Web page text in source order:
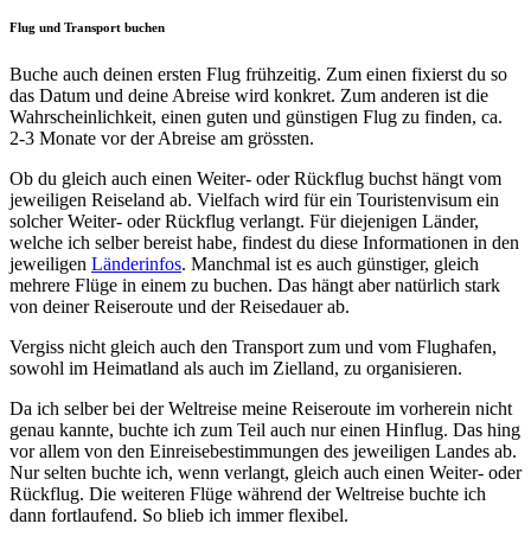
Flug und Transport buchen
Buche auch deinen ersten Flug frühzeitig. Zum einen fixierst du so
das Datum und deine Abreise wird konkret. Zum anderen ist die
Wahrscheinlichkeit, einen guten und günstigen Flug zu finden, ca.
2-3 Monate vor der Abreise am grössten.
Ob du gleich auch einen Weiter- oder Rückflug buchst hängt vom
jeweiligen Reiseland ab. Vielfach wird für ein Touristenvisum ein
solcher Weiter- oder Rückflug verlangt. Für diejenigen Länder,
welche ich selber bereist habe, findest du diese Informationen in den
jeweiligen Länderinfos. Manchmal ist es auch günstiger, gleich
mehrere Flüge in einem zu buchen. Das hängt aber natürlich stark
von deiner Reiseroute und der Reisedauer ab.
Vergiss nicht gleich auch den Transport zum und vom Flughafen,
sowohl im Heimatland als auch im Zielland, zu organisieren.
Da ich selber bei der Weltreise meine Reiseroute im vorherein nicht
genau kannte, buchte ich zum Teil auch nur einen Hinflug. Das hing
vor allem von den Einreisebestimmungen des jeweiligen Landes ab.
Nur selten buchte ich, wenn verlangt, gleich auch einen Weiter- oder
Rückflug. Die weiteren Flüge während der Weltreise buchte ich
dann fortlaufend. So blieb ich immer flexibel.